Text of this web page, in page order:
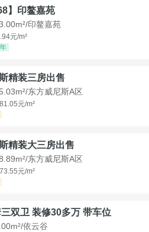
】印鳌嘉苑
印鳌嘉苑
元/m²
精装三房出售
东方威尼斯A区
元/m²
精装大三房出售
东方威尼斯A区
元/m²
双卫 装修30多万 带车位
依云谷